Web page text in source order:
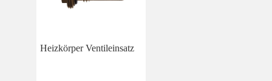
Heizkörper Ventileinsatz